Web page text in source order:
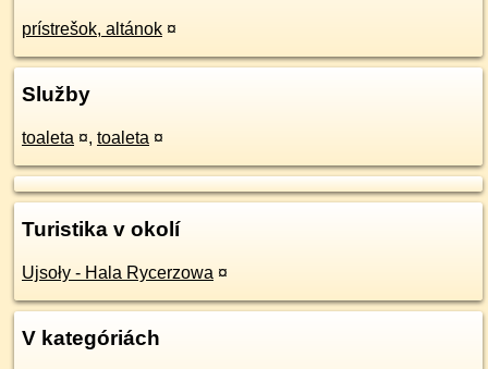
prístrešok, altánok ¤
Služby
toaleta ¤, toaleta ¤
Turistika v okolí
Ujsoły - Hala Rycerzowa ¤
V kategóriách